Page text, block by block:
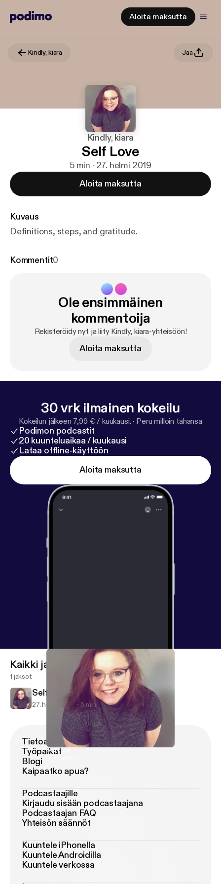
Aloita maksutta
Kindly, kiara Jaa
Kindly, kiara
Self Love
5 min · 27. helmi 2019
Aloita maksutta
Kuvaus
Definitions, steps, and gratitude.
Kommentit0
Ole ensimmäinen
kommentoija
Rekisteröidy nyt ja liity Kindly, kiara-yhteisöön!
Aloita maksutta
30 vrk ilmainen kokeilu
Kokeilun jälkeen 7,99 € / kuukausi. · Peru milloin tahansa
Podimon podcastit
20 kuunteluaikaa / kuukausi
Lataa offline-käyttöön
Aloita maksutta
Self Love
Kaikki jaksot
1 jaksot
Self Love
27. helmi 2019 5 min
Tietoa Podimosta
Työpaikat
Blogi
Kaipaatko apua?
Podcastaajille
Kirjaudu sisään podcastaajana
Podcastaajan FAQ
Yhteisön säännöt
Kuuntele iPhonella
Kuuntele Androidilla
Kuuntele verkossa